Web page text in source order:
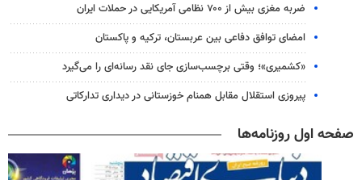
ضربه مغزی بیش از ۷۰۰ نظامی آمریکایی در حملات ایران
امضای توافق دفاعی بین عربستان، ترکیه و پاکستان
«کشمیری»؛ وقتی برچسب‌سازی جای نقد رسانه‌ای را می‌گیرد
پیروزی استقلال مقابل همنام خوزستانی در دیداری تدارکاتی
صفحه اول روزنامه‌ها